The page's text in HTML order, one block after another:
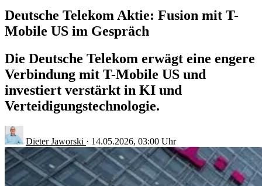
Deutsche Telekom Aktie: Fusion mit T-
Mobile US im Gespräch
Die Deutsche Telekom erwägt eine engere
Verbindung mit T-Mobile US und
investiert verstärkt in KI und
Verteidigungstechnologie.
Dieter Jaworski · 14.05.2026, 03:00 Uhr